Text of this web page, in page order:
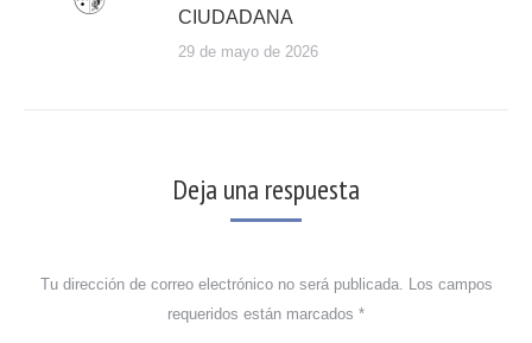
CIUDADANA
29 de mayo de 2026
Deja una respuesta
Tu dirección de correo electrónico no será publicada. Los campos
requeridos están marcados *